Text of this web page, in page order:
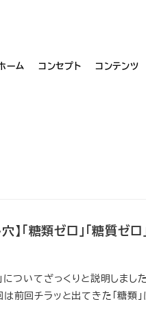
ーム コンセプト コンテンツ
】「糖類ゼロ」「糖質ゼ
についてざっくりと説明しま
前回チラッと出てきた「糖類